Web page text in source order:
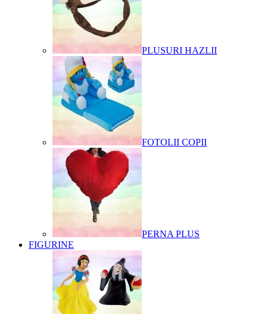
PLUSURI HAZLII
FOTOLII COPII
PERNA PLUS
FIGURINE